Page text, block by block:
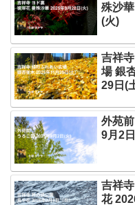
殊沙
(火)
吉祥
場 銀
29日(
外苑
9月2
吉祥
花